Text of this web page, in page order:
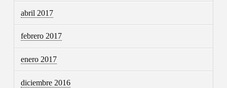
abril 2017
febrero 2017
enero 2017
diciembre 2016